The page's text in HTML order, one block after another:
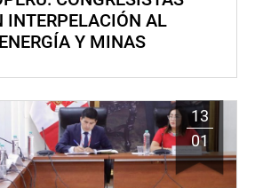
INTERPELACIÓN AL
Y MINAS
13
01